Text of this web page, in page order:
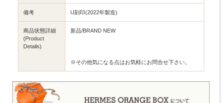
備考 U刻印(2022年製造)
商品状態詳細
(Product
Details)
新品/BRAND NEW
※その他気になる点はお気軽にお問合せ下さい。